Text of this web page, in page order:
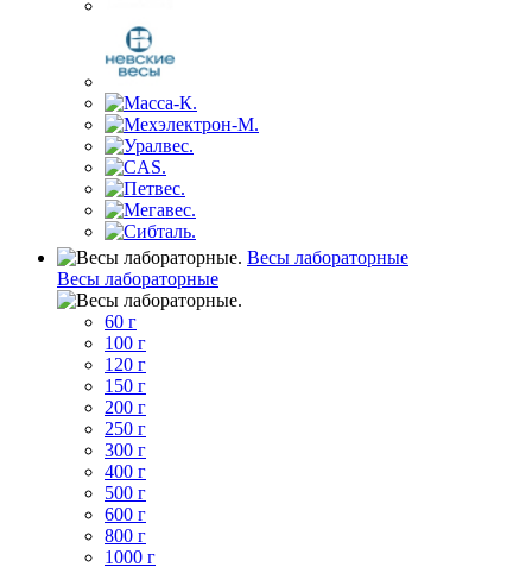
Весы лабораторные
Весы лабораторные
60 г
100 г
120 г
150 г
200 г
250 г
300 г
400 г
500 г
600 г
800 г
1000 г